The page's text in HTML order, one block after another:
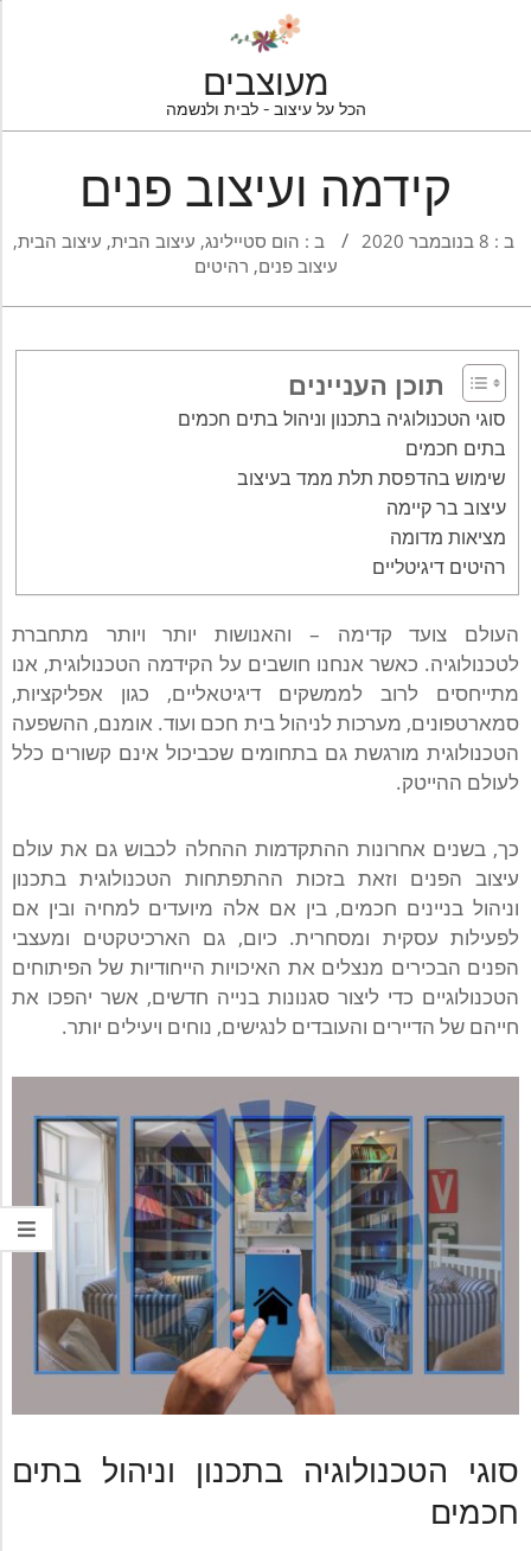
מעוצבים
הכל על עיצוב - לבית ולנשמה
קידמה ועיצוב פנים
ב : 8 בנובמבר 2020 ב : הום סטיילינג, עיצוב הבית, עיצוב הבית,
עיצוב פנים, רהיטים
תוכן העניינים
סוגי הטכנולוגיה בתכנון וניהול בתים חכמים
בתים חכמים
שימוש בהדפסת תלת ממד בעיצוב
עיצוב בר קיימה
מציאות מדומה
רהיטים דיגיטליים
העולם צועד קדימה – והאנושות יותר ויותר מתחברת
לטכנולוגיה. כאשר אנחנו חושבים על הקידמה הטכנולוגית, אנו
מתייחסים לרוב לממשקים דיגיטאליים, כגון אפליקציות,
סמארטפונים, מערכות לניהול בית חכם ועוד. אומנם, ההשפעה
הטכנולוגית מורגשת גם בתחומים שכביכול אינם קשורים כלל
לעולם ההייטק.
כך, בשנים אחרונות ההתקדמות ההחלה לכבוש גם את עולם
עיצוב הפנים וזאת בזכות ההתפתחות הטכנולוגית בתכנון
וניהול בניינים חכמים, בין אם אלה מיועדים למחיה ובין אם
לפעילות עסקית ומסחרית. כיום, גם הארכיטקטים ומעצבי
הפנים הבכירים מנצלים את האיכויות הייחודיות של הפיתוחים
הטכנולוגיים כדי ליצור סגנונות בנייה חדשים, אשר יהפכו את
חייהם של הדיירים והעובדים לנגישים, נוחים ויעילים יותר.
סוגי הטכנולוגיה בתכנון וניהול בתים
חכמים